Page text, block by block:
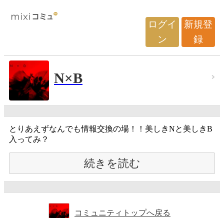
ログイ
ン
新規登
録
N×B
とりあえずなんでも情報交換の場！！美しきNと美しきB
入ってみ？
続きを読む
コミュニティトップへ戻る